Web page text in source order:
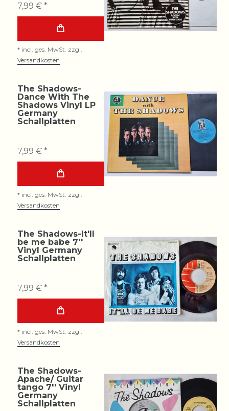
7,99 € *
* incl. ges. MwSt. zzgl.
Versandkosten
The Shadows-
Dance With The
Shadows Vinyl LP
Germany
Schallplatten
7,99 € *
* incl. ges. MwSt. zzgl.
Versandkosten
The Shadows-It'll
be me babe 7''
Vinyl Germany
Schallplatten
7,99 € *
* incl. ges. MwSt. zzgl.
Versandkosten
The Shadows-
Apache/ Guitar
tango 7'' Vinyl
Germany
Schallplatten